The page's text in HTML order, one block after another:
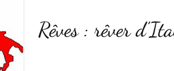
Rêves : rêver